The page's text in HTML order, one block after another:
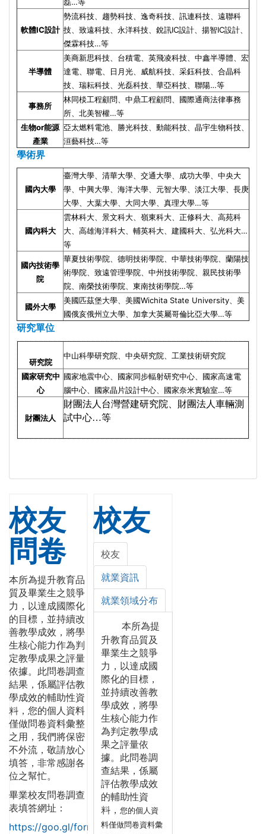
磊…等
軟體IC設計
勢流科技、趨勢科技、逸奇科技、訊連科技、遠聯科
技、致遠科技、永洋科技、銳訊IC設計、揚智IC設計、
傑霖科技…等
半導體
美商新思科技、台積電、英飛凌科技、中鑫半導體、宏
達電、聯電、日月光、威航科技、采鈺科技、合晶科
技、瑞耘科技、光磊科技、華亞科技、聯陽…等
事務所
林同棪工程顧問、中鼎工程顧問、國際通商法律事務
所、北美智權…等
生物or能源
產業
亞太燃料電池、勝光科技、動能科技、晶宇生物科技、
洹藝科技…等
學術界
國內大學
臺灣大學、清華大學、交通大學、成功大學、中央大
學、中興大學、海洋大學、元智大學、淡江大學、長庚
大學、大葉大學、大同大學、真理大學…等
國內科大
雲林科大、景文科大、嶺東科大、正修科大、高苑科
大、高雄海洋科大、輔英科大、建國科大、弘光科大…
等
國內技術學
院
華夏技術學院、德明技術學院、中華技術學院、蘭陽技
術學院、致遠管理學院、中州技術學院、親民技術學
院、南榮技術學院、東南技術學院…等
國外大學
美國匹茲堡大學、美國Wichita State University、美
國俄亥俄州立大學、 加拿大英屬哥倫比亞大學…等
研究單位
研究院
中山科學研究院、中央研究院、工業技術研究院
國家研究中
心
國家地震中心、國家同步輻射研究中心、國家高速電
腦中心、國家晶片設計中心、國家奈米實驗室…等
財團法人
財團法人台灣營建研究院、財團法人車輛測
試中心…等
校友
問卷
本所為提升教育品
質及畢業生之競爭
力，以達成國際化
的目標，並持續改
善教學成效，將學
生核心能力作為判
定教學成果之評量
依據。此問卷調查
結果，係屬評估教
學成效的輔助性資
料，您的個人資料
僅做問卷資料彙整
之用，我們將保密
不外流，敬請放心
填答，非常感謝各
位之幫忙。
畢業校友問卷調查
表填答網址：
https://goo.gl/forms/mtznSUsOqQ8TLzOh1
校友
校友
就業資訊
就業領域分布
本所為提
升教育品質及
畢業生之競爭
力，以達成國
際化的目標，
並持續改善教
學成效，將學
生核心能力作
為判定教學成
果之評量依
據。此問卷調
查結果，係屬
評估教學成效
的輔助性資
料，您的個人資
料僅做問卷資料彙